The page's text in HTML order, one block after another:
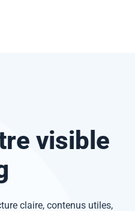
visible
claire, contenus utiles,